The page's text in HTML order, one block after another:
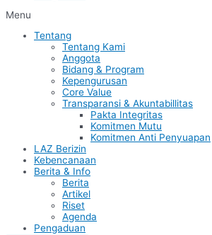
Menu
Tentang
Tentang Kami
Anggota
Bidang & Program
Kepengurusan
Core Value
Transparansi & Akuntabillitas
Pakta Integritas
Komitmen Mutu
Komitmen Anti Penyuapan
LAZ Berizin
Kebencanaan
Berita & Info
Berita
Artikel
Riset
Agenda
Pengaduan